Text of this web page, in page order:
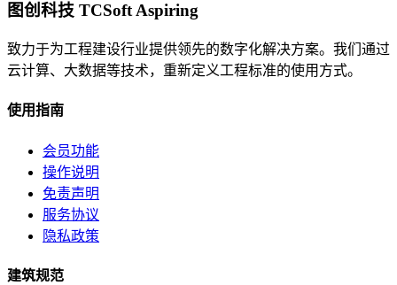
图创科技 TCSoft Aspiring
致力于为工程建设行业提供领先的数字化解决方案。我们通过
云计算、大数据等技术，重新定义工程标准的使用方式。
使用指南
会员功能
操作说明
免责声明
服务协议
隐私政策
建筑规范